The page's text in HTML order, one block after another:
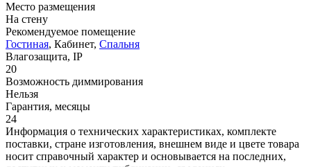
Место размещения
На стену
Рекомендуемое помещение
Гостиная, Кабинет, Спальня
Влагозащита, IP
20
Возможность диммирования
Нельзя
Гарантия, месяцы
24
Информация о технических характеристиках, комплекте
поставки, стране изготовления, внешнем виде и цвете товара
носит справочный характер и основывается на последних,